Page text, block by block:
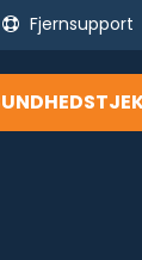
Fjernsupport